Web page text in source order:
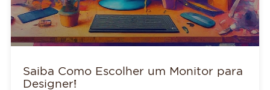
Saiba Como Escolher um Monitor para
Designer!